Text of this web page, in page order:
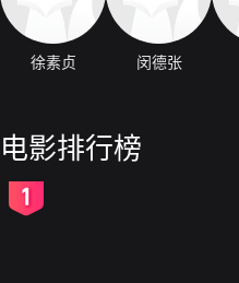
徐素贞 闵德张
电影排行榜